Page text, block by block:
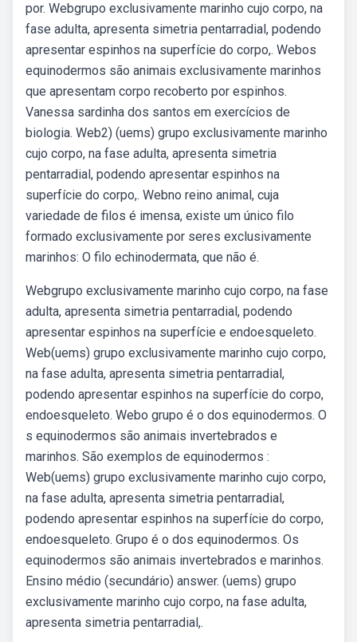
por. Webgrupo exclusivamente marinho cujo corpo, na
fase adulta, apresenta simetria pentarradial, podendo
apresentar espinhos na superfície do corpo,. Webos
equinodermos são animais exclusivamente marinhos
que apresentam corpo recoberto por espinhos.
Vanessa sardinha dos santos em exercícios de
biologia. Web2) (uems) grupo exclusivamente marinho
cujo corpo, na fase adulta, apresenta simetria
pentarradial, podendo apresentar espinhos na
superfície do corpo,. Webno reino animal, cuja
variedade de filos é imensa, existe um único filo
formado exclusivamente por seres exclusivamente
marinhos: O filo echinodermata, que não é.
Webgrupo exclusivamente marinho cujo corpo, na fase
adulta, apresenta simetria pentarradial, podendo
apresentar espinhos na superfície e endoesqueleto.
Web(uems) grupo exclusivamente marinho cujo corpo,
na fase adulta, apresenta simetria pentarradial,
podendo apresentar espinhos na superfície do corpo,
endoesqueleto. Webo grupo é o dos equinodermos. O
s equinodermos são animais invertebrados e
marinhos. São exemplos de equinodermos :
Web(uems) grupo exclusivamente marinho cujo corpo,
na fase adulta, apresenta simetria pentarradial,
podendo apresentar espinhos na superfície do corpo,
endoesqueleto. Grupo é o dos equinodermos. Os
equinodermos são animais invertebrados e marinhos.
Ensino médio (secundário) answer. (uems) grupo
exclusivamente marinho cujo corpo, na fase adulta,
apresenta simetria pentarradial,.